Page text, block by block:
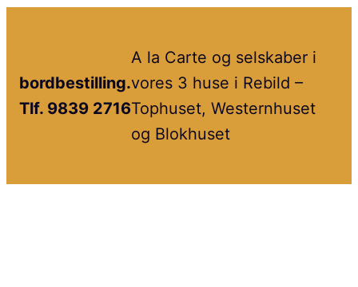
bordbestilling.
Tlf. 9839 2716
A la Carte og selskaber i
vores 3 huse i Rebild –
Tophuset, Westernhuset
og Blokhuset